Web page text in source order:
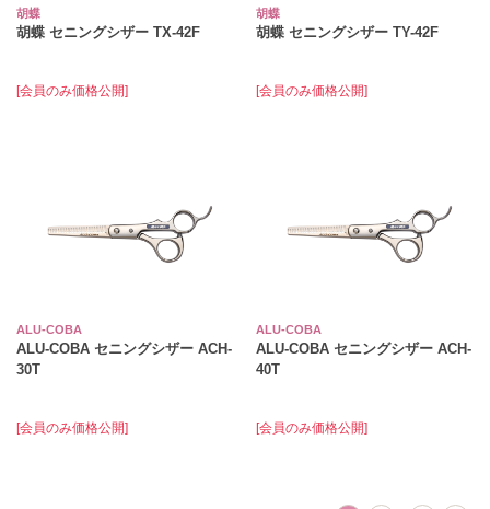
胡蝶
胡蝶 セニングシザー TX-42F
[会員のみ価格公開]
胡蝶
胡蝶 セニングシザー TY-42F
[会員のみ価格公開]
ALU-COBA
ALU-COBA セニングシザー ACH-
30T
[会員のみ価格公開]
ALU-COBA
ALU-COBA セニングシザー ACH-
40T
[会員のみ価格公開]